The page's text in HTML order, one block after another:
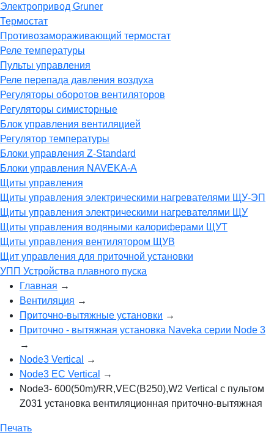
Электропривод Gruner
Термостат
Противозамораживающий термостат
Реле температуры
Пульты управления
Реле перепада давления воздуха
Регуляторы оборотов вентиляторов
Регуляторы симисторные
Блок управления вентиляцией
Регулятор температуры
Блоки управления Z-Standard
Блоки управления NAVEKA-A
Щиты управления
Щиты управления электрическими нагревателями ЩУ-ЭП
Щиты управления электрическими нагревателями ЩУ
Щиты управления водяными калориферами ЩУТ
Щиты управления вентилятором ЩУВ
Щит управления для приточной установки
УПП Устройства плавного пуска
Главная →
Вентиляция →
Приточно-вытяжные установки →
Приточно - вытяжная установка Naveka серии Node 3
→
Node3 Vertical
→
Node3 EC Vertical
→
Node3- 600(50m)/RR,VEC(B250),W2 Vertical с пультом
Z031 установка вентиляционная приточно-вытяжная
Печать